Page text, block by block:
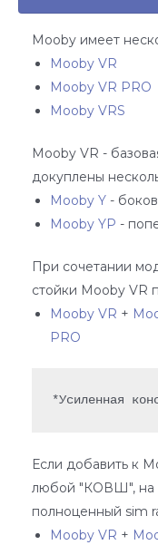
Mooby имеет
Mooby VR
Mooby VR PRO
Mooby VRS
Mooby VR -
докуплены
Mooby Y -
Mooby YP -
При сочетании
стойки Mooby VR
Mooby VR +
PRO
*Усиленная
Если добавить к
любой "КОВШ", на
полноценный sim
Mooby VR +